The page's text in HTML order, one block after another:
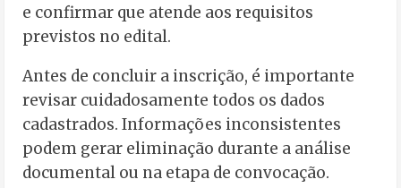
e confirmar que atende aos requisitos
previstos no edital.
Antes de concluir a inscrição, é importante
revisar cuidadosamente todos os dados
cadastrados. Informações inconsistentes
podem gerar eliminação durante a análise
documental ou na etapa de convocação.